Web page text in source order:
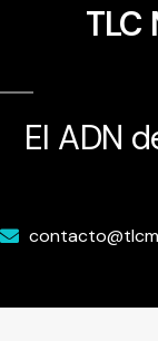
TLC
El ADN